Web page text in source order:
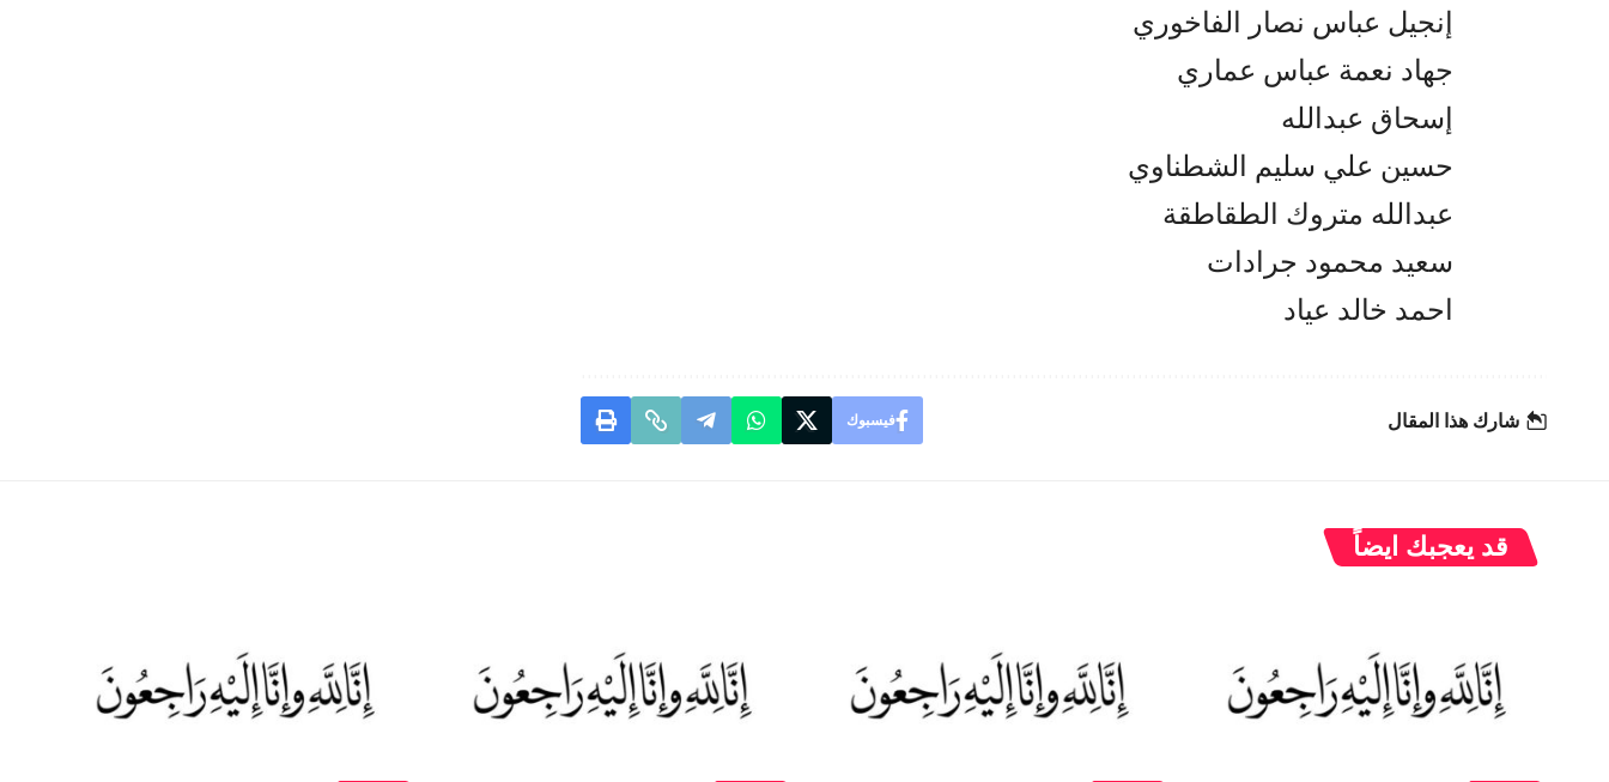
إنجيل عباس نصار الفاخوري
جهاد نعمة عباس عماري
إسحاق عبدالله
حسين علي سليم الشطناوي
عبدالله متروك الطقاطقة
سعيد محمود جرادات
احمد خالد عياد
شارك هذا المقال فيسبوك
قد يعجبك ايضاً